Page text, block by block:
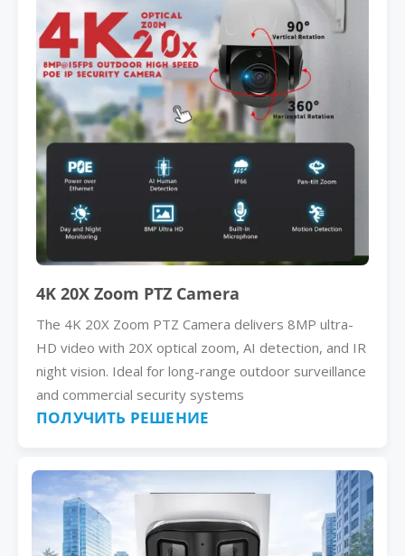
4K 20X Zoom PTZ Camera
The 4K 20X Zoom PTZ Camera delivers 8MP ultra-
HD video with 20X optical zoom, AI detection, and IR
night vision. Ideal for long-range outdoor surveillance
and commercial security systems
ПОЛУЧИТЬ РЕШЕНИЕ